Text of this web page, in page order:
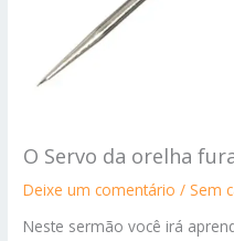
O Servo da orelha
Deixe um comentário /Sem
Neste sermão você irá